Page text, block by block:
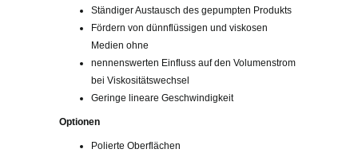
Ständiger Austausch des gepumpten Produkts
Fördern von dünnflüssigen und viskosen
Medien ohne
nennenswerten Einfluss auf den Volumenstrom
bei Viskositätswechsel
Geringe lineare Geschwindigkeit
Optionen
Polierte Oberflächen